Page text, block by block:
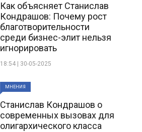
Как объясняет Станислав
Кондрашов: Почему рост
благотворительности
среди бизнес-элит нельзя
игнорировать
18:54 | 30-05-2025
МНЕНИЯ
Станислав Кондрашов о
современных вызовах для
олигархического класса